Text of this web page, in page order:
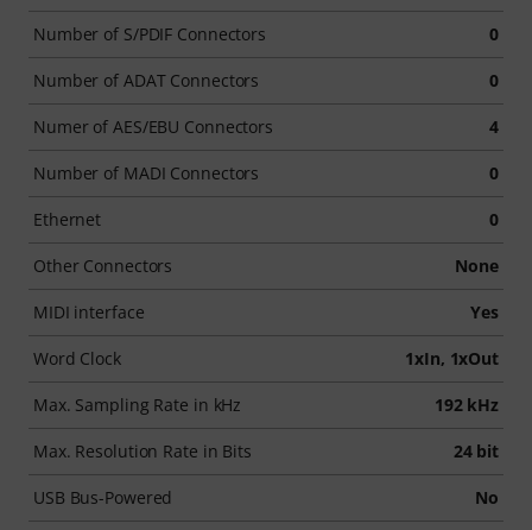
Number of S/PDIF Connectors 0
Number of ADAT Connectors 0
Numer of AES/EBU Connectors 4
Number of MADI Connectors 0
Ethernet 0
Other Connectors None
MIDI interface Yes
Word Clock 1xIn, 1xOut
Max. Sampling Rate in kHz 192 kHz
Max. Resolution Rate in Bits 24 bit
USB Bus-Powered No